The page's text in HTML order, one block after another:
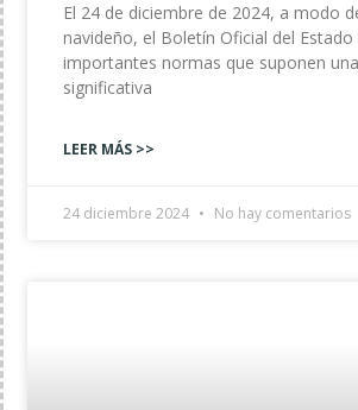
El 24 de diciembre de 2024, a modo
navideño, el Boletín Oficial del Estado
importantes normas que suponen
significativa
LEER MÁS >>
24 diciembre 2024 No hay comentarios